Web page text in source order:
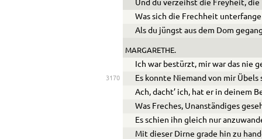
Und du verzeihst die Freyheit, die
Was sich die Frechheit
Als du jüngst aus dem Dom
MARGARETHE.
Ich war bestürzt, mir war das nie
3170
Es konnte Niemand von mir Übels
Ach, dacht’ ich, hat er in deinem
Was Freches, Unanständiges
Es schien ihn gleich nur
Mit dieser Dirne grade hin zu